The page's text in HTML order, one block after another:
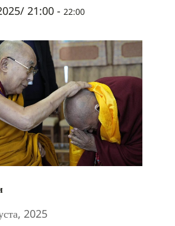
21:00 - 22:00
2025